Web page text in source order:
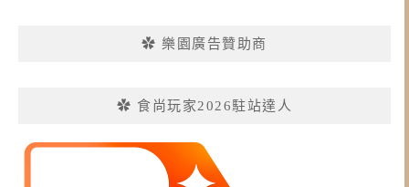
✿ 樂園廣告贊助商
✿ 食尚玩家2026駐站達人